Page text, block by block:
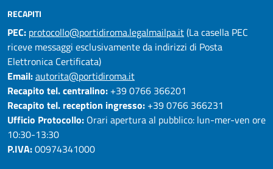
RECAPITI
PEC: protocollo@portidiroma.legalmailpa.it(La casella PEC
riceve messaggi esclusivamente da indirizzi di Posta
Elettronica Certificata)
Email:autorita@portidiroma.it
Recapito tel. centralino: +39 0766 366201
Recapito tel. reception ingresso: +39 0766 366231
Ufficio Protocollo: Orari apertura al pubblico: lun-mer-ven ore
10:30-13:30
P.IVA:00974341000